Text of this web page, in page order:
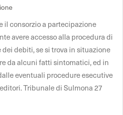
il consorzio a partecipazione
avere accesso alla procedura di
debiti, se si trova in situazione
da alcuni fatti sintomatici, ed in
eventuali procedure esecutive
Tribunale di Sulmona 27